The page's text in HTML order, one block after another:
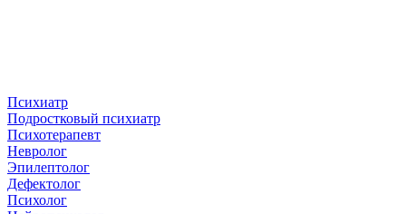
Психиатр
Подростковый психиатр
Психотерапевт
Невролог
Эпилептолог
Дефектолог
Психолог